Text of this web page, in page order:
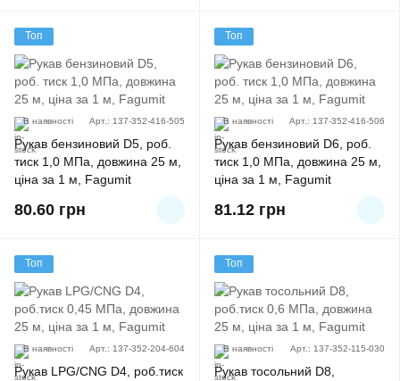
Топ
В наявності Арт.: 137-352-416-505
Рукав бензиновий D5, роб.
тиск 1,0 МПа, довжина 25 м,
ціна за 1 м, Fagumit
80.60 грн
Топ
В наявності Арт.: 137-352-416-506
Рукав бензиновий D6, роб.
тиск 1,0 МПа, довжина 25 м,
ціна за 1 м, Fagumit
81.12 грн
Топ
В наявності Арт.: 137-352-204-604
Рукав LPG/CNG D4, роб.тиск
Топ
В наявності Арт.: 137-352-115-030
Рукав тосольний D8,